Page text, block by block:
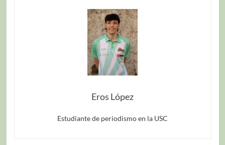
Eros López
Estudiante de periodismo en la USC